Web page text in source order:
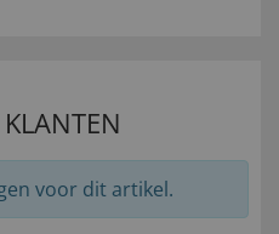
voor dit artikel.